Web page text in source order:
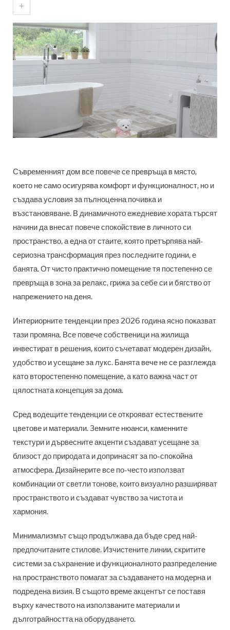
+
Съвременният дом все повече се превръща в място,
което не само осигурява комфорт и функционалност, но и
създава условия за пълноценна почивка и
възстановяване. В динамичното ежедневие хората търсят
начини да внесат повече спокойствие в личното си
пространство, а една от стаите, която претърпява най-
сериозна трансформация през последните години, е
банята. От чисто практично помещение тя постепенно се
превръща в зона за релакс, грижа за себе си и бягство от
напрежението на деня.
Интериорните тенденции през 2026 година ясно показват
тази промяна. Все повече собственици на жилища
инвестират в решения, които съчетават модерен дизайн,
удобство и усещане за лукс. Банята вече не се разглежда
като второстепенно помещение, а като важна част от
цялостната концепция за дома.
Сред водещите тенденции се открояват естествените
цветове и материали. Земните нюанси, каменните
текстури и дървесните акценти създават усещане за
близост до природата и допринасят за по-спокойна
атмосфера. Дизайнерите все по-често използват
комбинации от светли тонове, които визуално разширяват
пространството и създават чувство за чистота и
хармония.
Минимализмът също продължава да бъде сред най-
предпочитаните стилове. Изчистените линии, скритите
системи за съхранение и функционалното разпределение
на пространството помагат за създаването на модерна и
подредена визия. В същото време акцентът се поставя
върху качеството на използваните материали и
дълготрайността на оборудването.